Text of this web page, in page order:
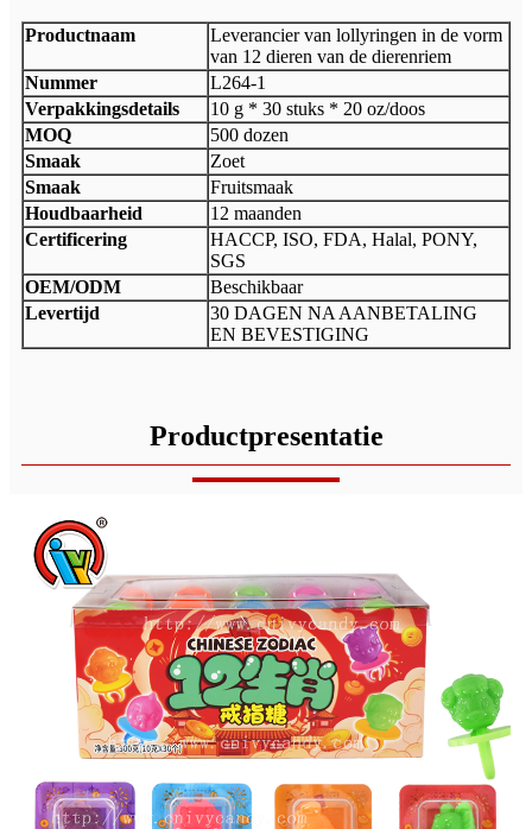
Productnaam
Leverancier van lollyringen in de vorm
van 12 dieren van de dierenriem
Nummer
L264-1
Verpakkingsdetails
10 g * 30 stuks * 20 oz/doos
MOQ
500 dozen
Smaak
Zoet
Smaak
Fruitsmaak
Houdbaarheid
12 maanden
Certificering
HACCP, ISO, FDA, Halal, PONY,
SGS
OEM/ODM
Beschikbaar
Levertijd
30 DAGEN NA AANBETALING
EN BEVESTIGING
Productpresentatie